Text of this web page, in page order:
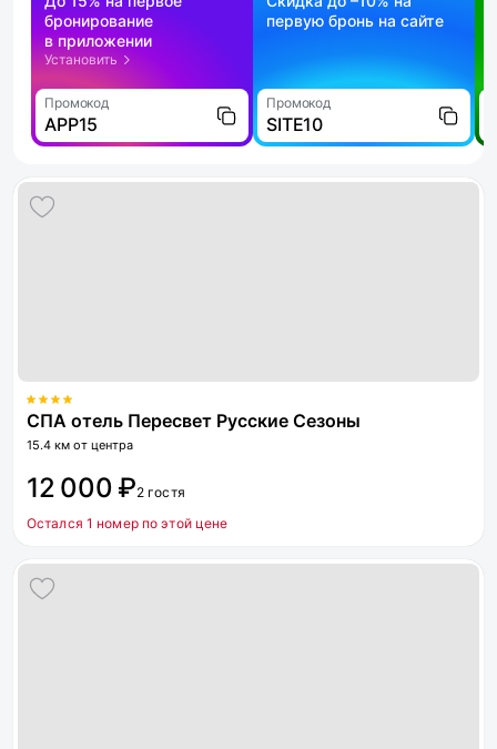
бронирование
в приложении
Установить
Промокод
APP15
первую бронь на сайте
Промокод
SITE10
СПА отель Пересвет Русские Сезоны
15.4 км от центра
12 000 ₽2 гостя
Остался 1 номер по этой цене